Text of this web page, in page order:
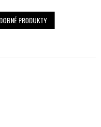
PRODUKTY